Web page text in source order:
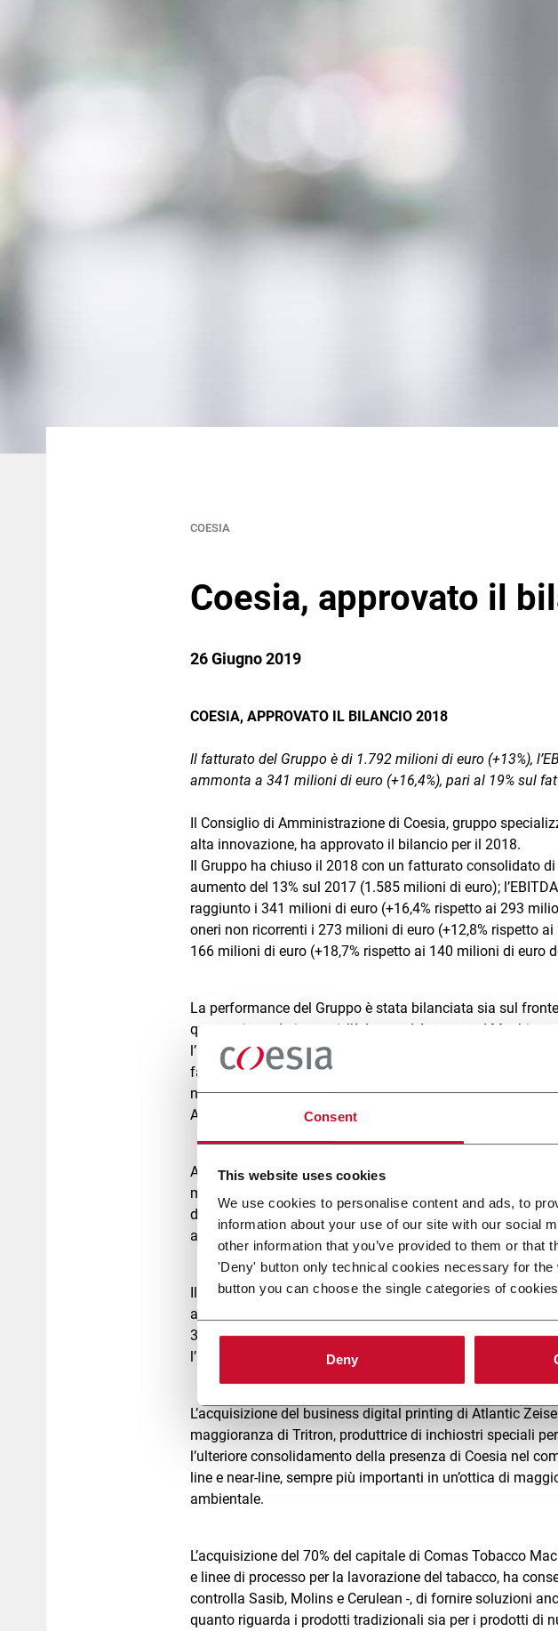
Consent
This website uses cookies
We use cookies to personalise content and ads, to
information about your use of our site with our social
other information that you’ve provided to them or
'Deny' button only technical cookies necessary for
button you can choose the single categories of
Deny
COESIA
Coesia, approvato il
26 Giugno 2019
COESIA, APPROVATO IL BILANCIO 2018
Il fatturato del Gruppo è di 1.792 milioni di euro (+13%),
ammonta a 341 milioni di euro (+16,4%), pari al 19% sul
Il Consiglio di Amministrazione di Coesia, gruppo
alta innovazione, ha approvato il bilancio per il 2018.
Il Gruppo ha chiuso il 2018 con un fatturato consolidato
aumento del 13% sul 2017 (1.585 milioni di euro);
raggiunto i 341 milioni di euro (+16,4% rispetto ai 293
oneri non ricorrenti i 273 milioni di euro (+12,8% rispetto
166 milioni di euro (+18,7% rispetto ai 140 milioni di euro
La performance del Gruppo è stata bilanciata sia sul
quanto riguarda i settori, l’Advanced Automated
l’Industrial Process Solutions circa il 19% e il Precision
fatturato è stato generato per il 39% circa nei paesi
nord America, per il 23% circa in Asia e per il 18% circa in
Africa).
Anche nel 2018 il Gruppo ha investito in maniera
milioni di euro, incluse le attività di Coesia Digital, pari a
delle aziende del Gruppo, è stata la prima azienda italiana
all’European Patent Office (Epo).
Il 2018 ha visto l’espansione del Gruppo anche per linee
acquisizione che, per la loro tempistica, hanno avuto un
35 milioni di euro sul fatturato e meno di un milione di
l’EBITDA “organico” è di 340 milioni di euro o 19,4% sul
L’acquisizione del business digital printing di Atlantic
maggioranza di Tritron, produttrice di inchiostri speciali
l’ulteriore consolidamento della presenza di Coesia nel
line e near-line, sempre più importanti in un’ottica di
ambientale.
L’acquisizione del 70% del capitale di Comas Tobacco
e linee di processo per la lavorazione del tabacco, ha
controlla Sasib, Molins e Cerulean -, di fornire soluzioni
quanto riguarda i prodotti tradizionali sia per i prodotti di